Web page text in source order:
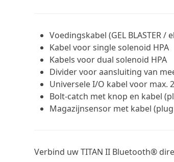
Voedingskabel (GEL BLASTER
Kabel voor single solenoid HPA
Kabels voor dual solenoid HPA
Divider voor aansluiting van
Universele I/O kabel voor max.
Bolt-catch met knop en kabel
Magazijnsensor met kabel
Verbind uw TITAN II Bluetooth®